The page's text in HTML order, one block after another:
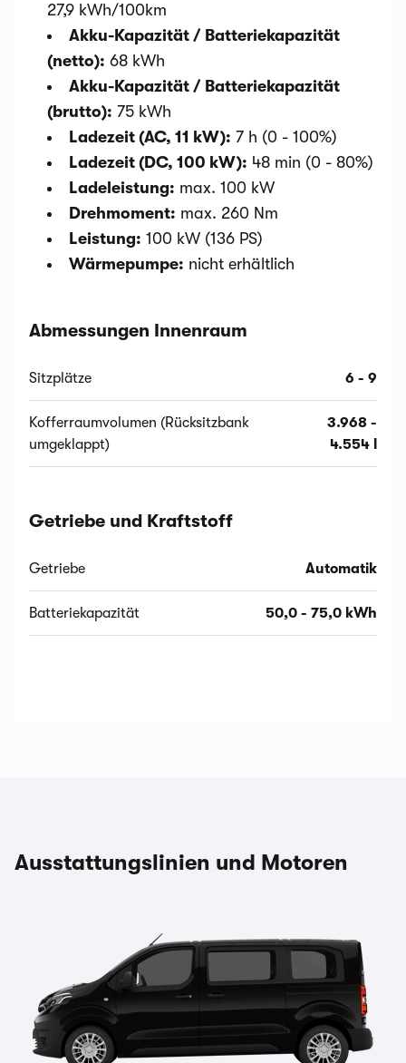
27,9 kWh/100km
Akku-Kapazität / Batteriekapazität
(netto): 68 kWh
Akku-Kapazität / Batteriekapazität
(brutto): 75 kWh
Ladezeit (AC, 11 kW): 7 h (0 - 100%)
Ladezeit (DC, 100 kW): 48 min (0 - 80%)
Ladeleistung: max. 100 kW
Drehmoment: max. 260 Nm
Leistung: 100 kW (136 PS)
Wärmepumpe: nicht erhältlich
Abmessungen Innenraum
Sitzplätze 6 - 9
Kofferraumvolumen (Rücksitzbank
umgeklappt)
3.968 -
4.554 l
Getriebe und Kraftstoff
Getriebe Automatik
Batteriekapazität 50,0 - 75,0 kWh
Ausstattungslinien und Motoren